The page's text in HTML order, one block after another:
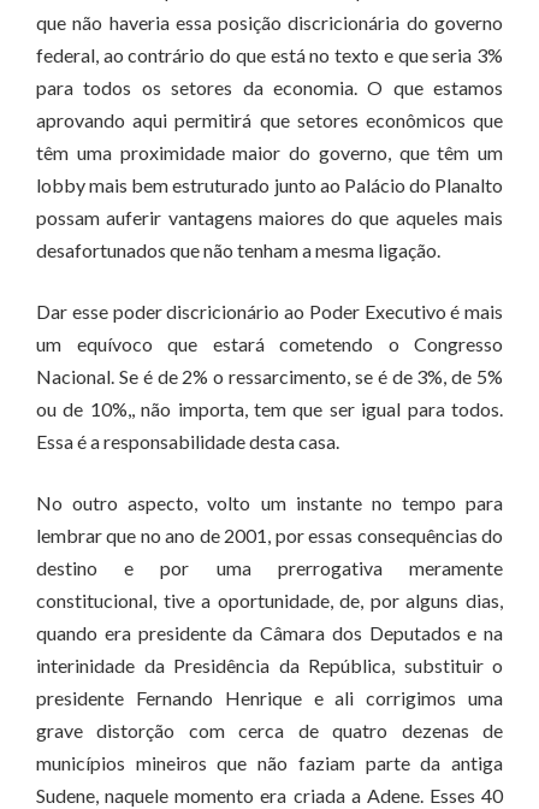
que não haveria essa posição discricionária do governo
federal, ao contrário do que está no texto e que seria 3%
para todos os setores da economia. O que estamos
aprovando aqui permitirá que setores econômicos que
têm uma proximidade maior do governo, que têm um
lobby mais bem estruturado junto ao Palácio do Planalto
possam auferir vantagens maiores do que aqueles mais
desafortunados que não tenham a mesma ligação.
Dar esse poder discricionário ao Poder Executivo é mais
um equívoco que estará cometendo o Congresso
Nacional. Se é de 2% o ressarcimento, se é de 3%, de 5%
ou de 10%,, não importa, tem que ser igual para todos.
Essa é a responsabilidade desta casa.
No outro aspecto, volto um instante no tempo para
lembrar que no ano de 2001, por essas consequências do
destino e por uma prerrogativa meramente
constitucional, tive a oportunidade, de, por alguns dias,
quando era presidente da Câmara dos Deputados e na
interinidade da Presidência da República, substituir o
presidente Fernando Henrique e ali corrigimos uma
grave distorção com cerca de quatro dezenas de
municípios mineiros que não faziam parte da antiga
Sudene, naquele momento era criada a Adene. Esses 40